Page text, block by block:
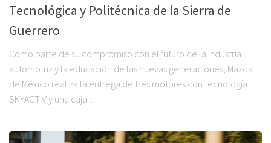
Tecnológica y Politécnica de la Sierra de
Guerrero
Como parte de su compromiso con el futuro de la industria
automotriz y la educación de las nuevas generaciones, Mazda
de México realiza la entrega de tres motores con tecnología
SKYACTIV y una caja...